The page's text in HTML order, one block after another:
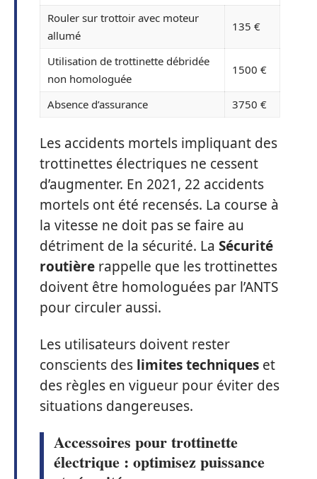
Rouler sur trottoir avec moteur
allumé
135 €
Utilisation de trottinette débridée
non homologuée
1500 €
Absence d’assurance 3750 €
Les accidents mortels impliquant des
trottinettes électriques ne cessent
d’augmenter. En 2021, 22 accidents
mortels ont été recensés. La course à
la vitesse ne doit pas se faire au
détriment de la sécurité. La Sécurité
routière rappelle que les trottinettes
doivent être homologuées par l’ANTS
pour circuler aussi.
Les utilisateurs doivent rester
conscients des limites techniques et
des règles en vigueur pour éviter des
situations dangereuses.
Accessoires pour trottinette
électrique : optimisez puissance